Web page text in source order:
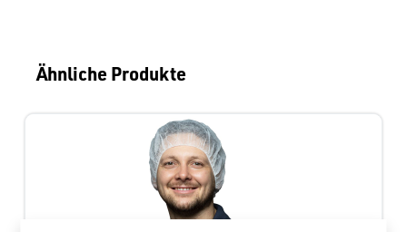
Produktgalerie überspringen
Ähnliche Produkte